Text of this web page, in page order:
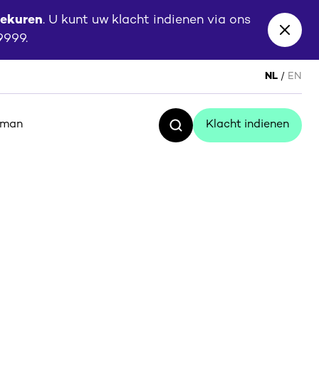
. U kunt uw klacht indienen via ons
Close
Zoeken
Klacht indienen
Klacht indienen
NL EN